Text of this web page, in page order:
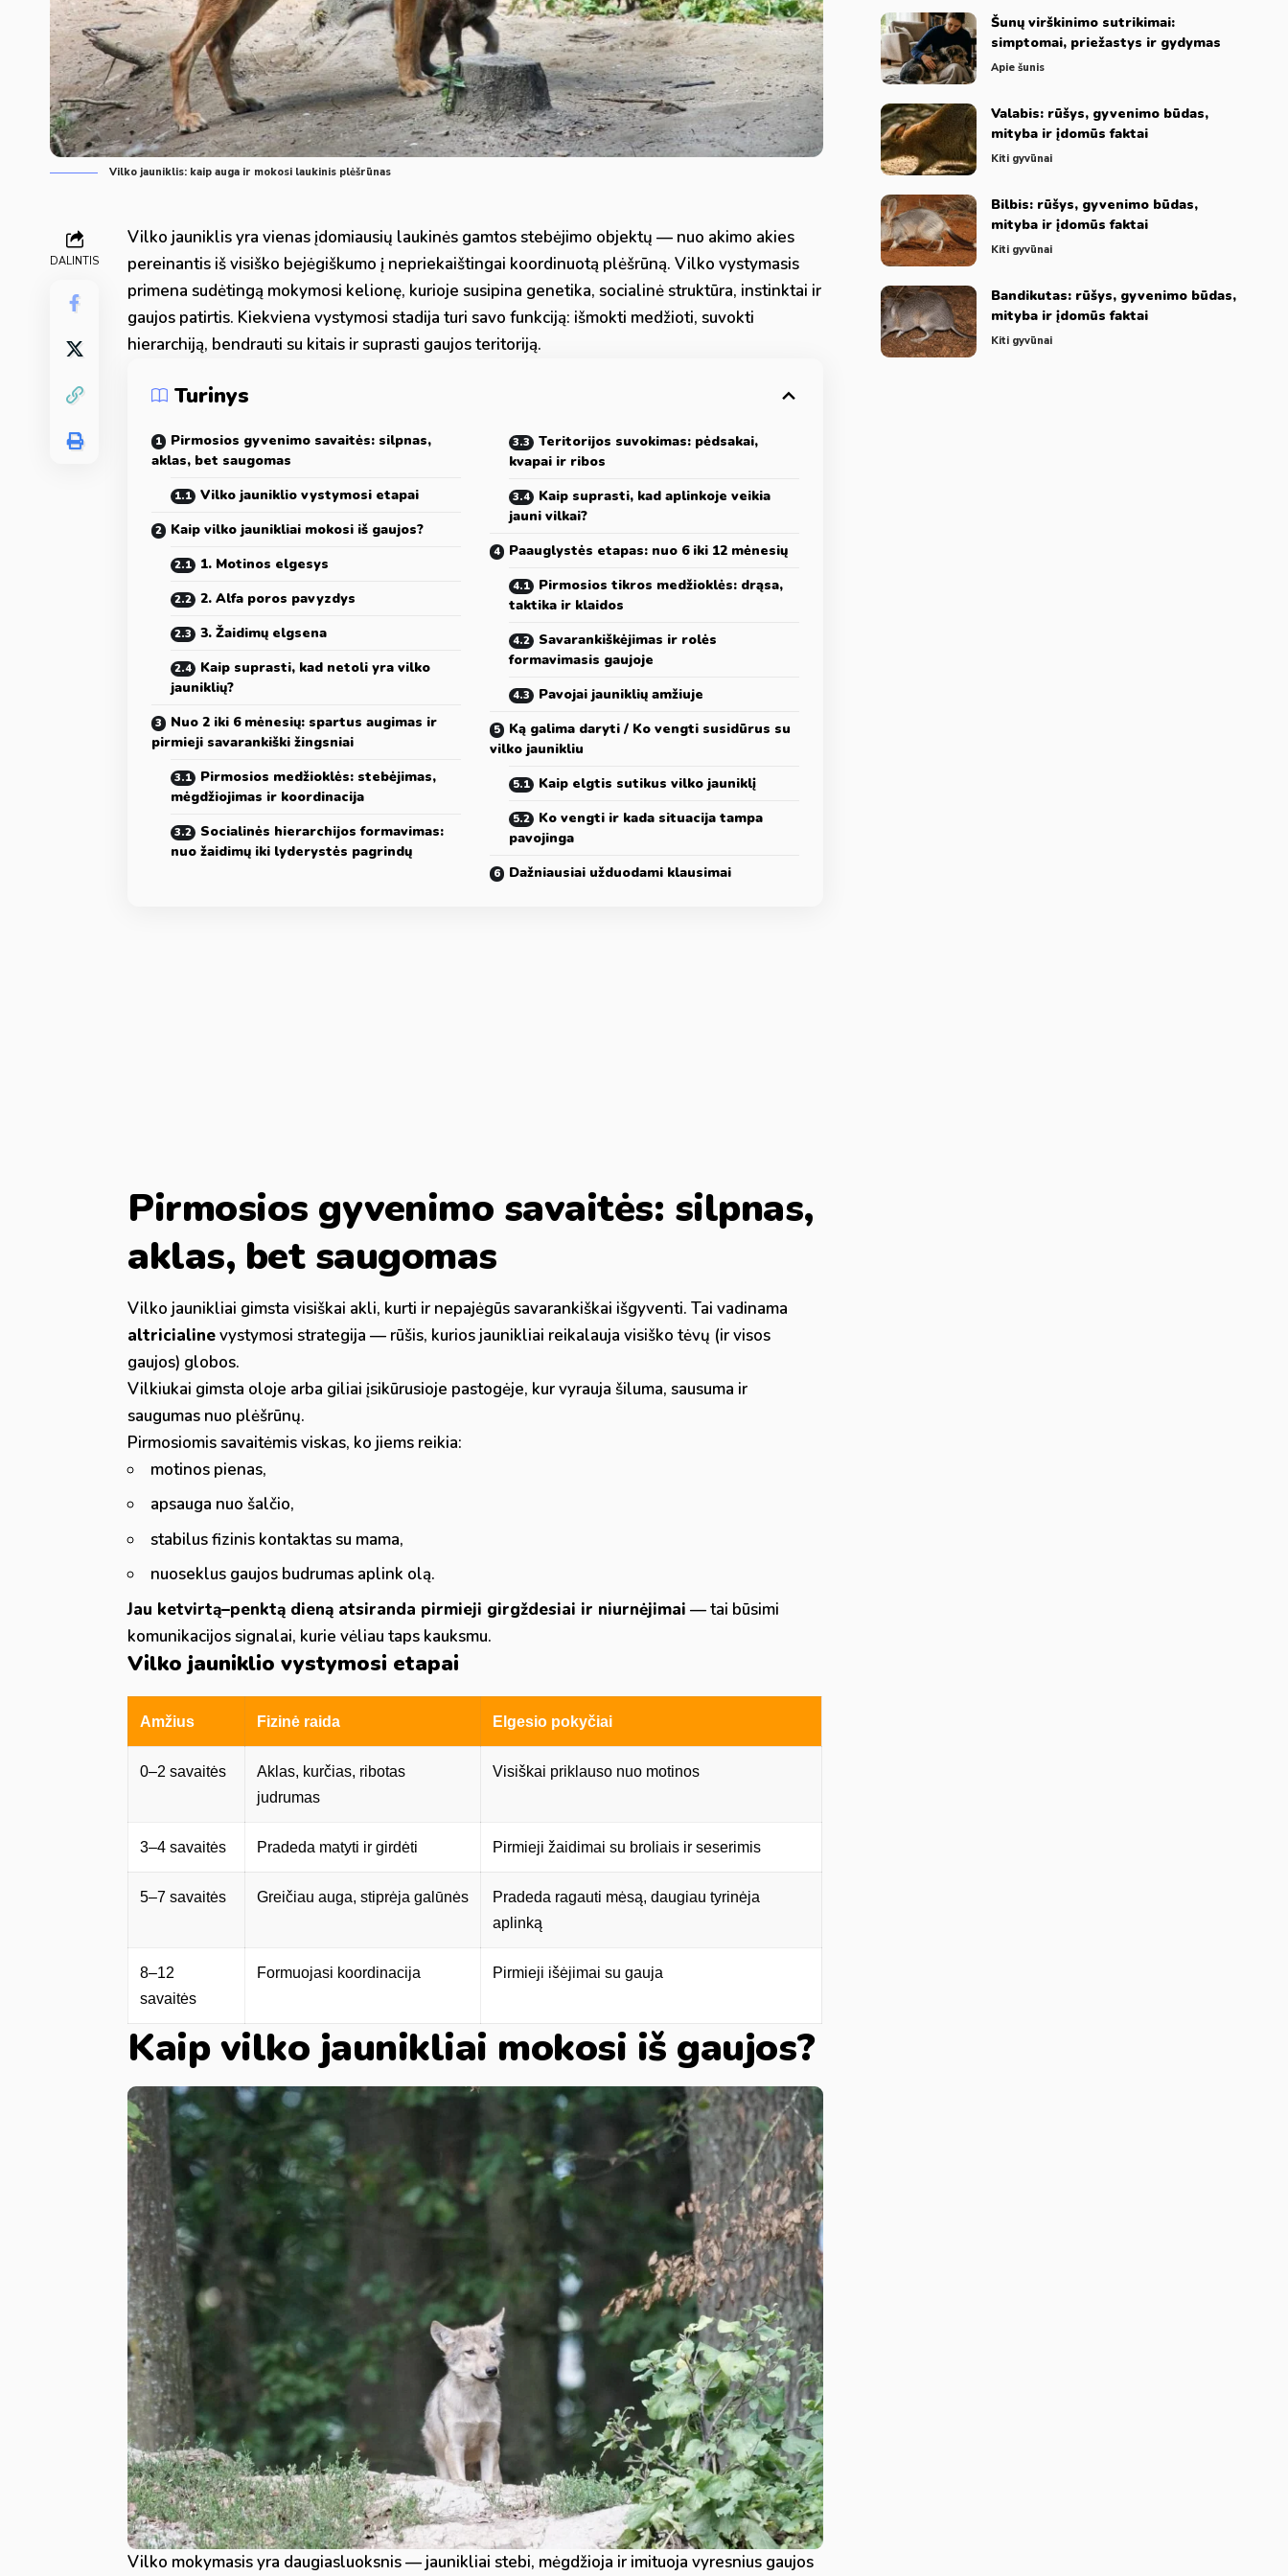
Vilko jauniklis: kaip auga ir mokosi laukinis plėšrūnas
DALINTIS
Vilko jauniklis yra vienas įdomiausių laukinės gamtos stebėjimo objektų — nuo akimo akies
pereinantis iš visiško bejėgiškumo į nepriekaištingai koordinuotą plėšrūną. Vilko vystymasis
primena sudėtingą mokymosi kelionę, kurioje susipina genetika, socialinė struktūra, instinktai ir
gaujos patirtis. Kiekviena vystymosi stadija turi savo funkciją: išmokti medžioti, suvokti
hierarchiją, bendrauti su kitais ir suprasti gaujos teritoriją.
Turinys
Pirmosios gyvenimo savaitės: silpnas,
aklas, bet saugomas
Vilko jauniklio vystymosi etapai
Kaip vilko jaunikliai mokosi iš gaujos?
1. Motinos elgesys
2. Alfa poros pavyzdys
3. Žaidimų elgsena
Kaip suprasti, kad netoli yra vilko
jauniklių?
Nuo 2 iki 6 mėnesių: spartus augimas ir
pirmieji savarankiški žingsniai
Pirmosios medžioklės: stebėjimas,
mėgdžiojimas ir koordinacija
Socialinės hierarchijos formavimas:
nuo žaidimų iki lyderystės pagrindų
Teritorijos suvokimas: pėdsakai,
kvapai ir ribos
Kaip suprasti, kad aplinkoje veikia
jauni vilkai?
Paauglystės etapas: nuo 6 iki 12 mėnesių
Pirmosios tikros medžioklės: drąsa,
taktika ir klaidos
Savarankiškėjimas ir rolės
formavimasis gaujoje
Pavojai jauniklių amžiuje
Ką galima daryti / Ko vengti susidūrus su
vilko jaunikliu
Kaip elgtis sutikus vilko jauniklį
Ko vengti ir kada situacija tampa
pavojinga
Dažniausiai užduodami klausimai
Pirmosios gyvenimo savaitės: silpnas,
aklas, bet saugomas
Vilko jaunikliai gimsta visiškai akli, kurti ir nepajėgūs savarankiškai išgyventi. Tai vadinama
altricialinevystymosi strategija — rūšis, kurios jaunikliai reikalauja visiško tėvų (ir visos
gaujos) globos.
Vilkiukai gimsta oloje arba giliai įsikūrusioje pastogėje, kur vyrauja šiluma, sausuma ir
saugumas nuo plėšrūnų.
Pirmosiomis savaitėmis viskas, ko jiems reikia:
motinos pienas,
apsauga nuo šalčio,
stabilus fizinis kontaktas su mama,
nuoseklus gaujos budrumas aplink olą.
Jau ketvirtą–penktą dieną atsiranda pirmieji girgždesiai ir niurnėjimai — tai būsimi
komunikacijos signalai, kurie vėliau taps kauksmu.
Vilko jauniklio vystymosi etapai
Amžius Fizinė raida Elgesio pokyčiai
0–2 savaitės
Aklas, kurčias, ribotas
judrumas
Visiškai priklauso nuo motinos
3–4 savaitės Pradeda matyti ir girdėti Pirmieji žaidimai su broliais ir seserimis
5–7 savaitės Greičiau auga, stiprėja galūnės
Pradeda ragauti mėsą, daugiau tyrinėja
aplinką
8–12
savaitės
Formuojasi koordinacija Pirmieji išėjimai su gauja
Kaip vilko jaunikliai mokosi iš gaujos?
Vilko mokymasis yra daugiasluoksnis — jaunikliai stebi, mėgdžioja ir imituoja vyresnius gaujos
Šunų virškinimo sutrikimai:
simptomai, priežastys ir gydymas
Apie šunis
Valabis: rūšys, gyvenimo būdas,
mityba ir įdomūs faktai
Kiti gyvūnai
Bilbis: rūšys, gyvenimo būdas,
mityba ir įdomūs faktai
Kiti gyvūnai
Bandikutas: rūšys, gyvenimo būdas,
mityba ir įdomūs faktai
Kiti gyvūnai